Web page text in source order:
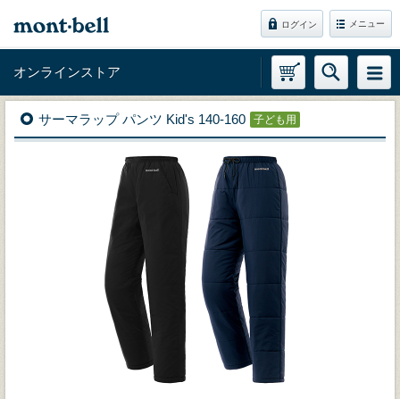
ログイン メニュー
オンラインストア
サーマラップ パンツ Kid's 140-160 子ども用